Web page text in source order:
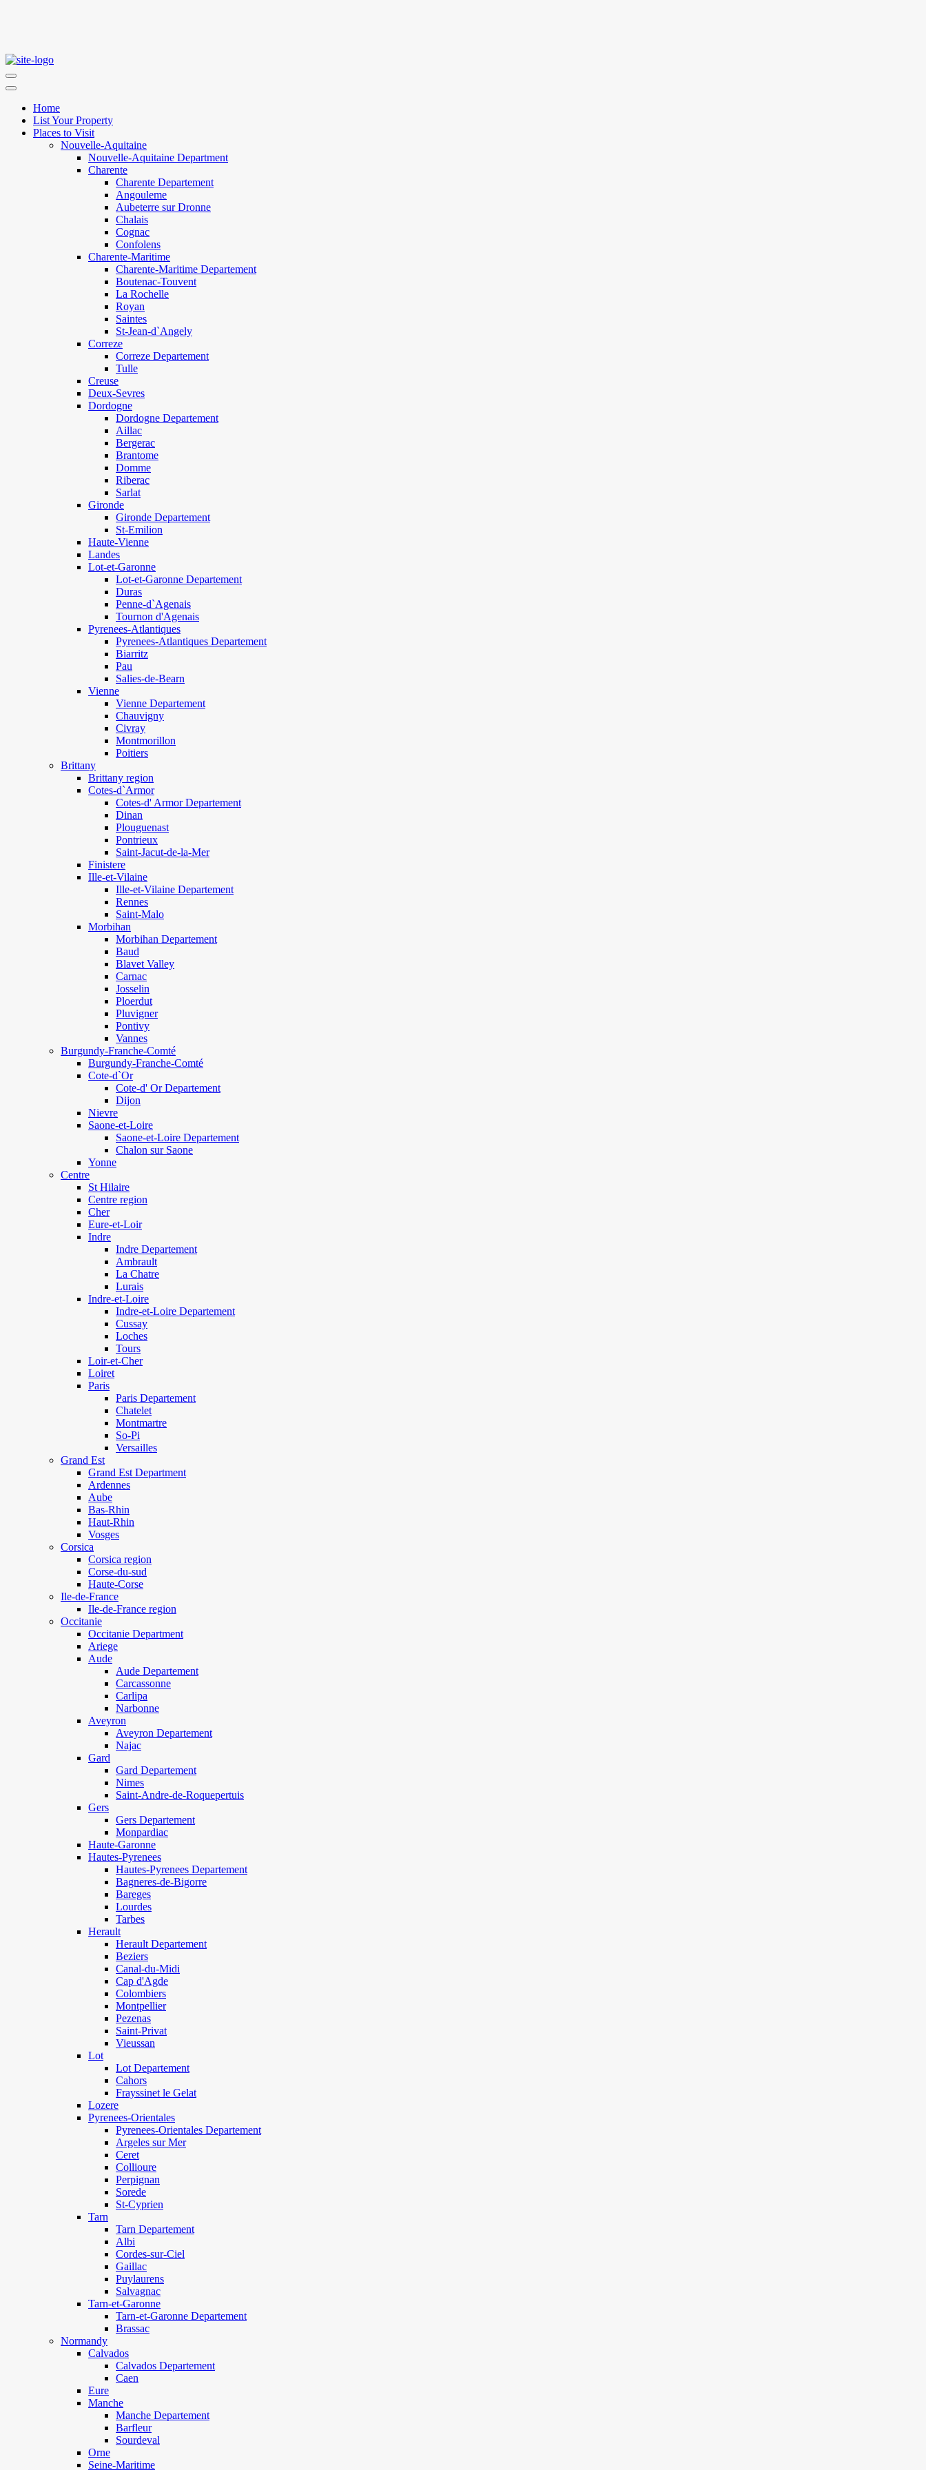
Home
List Your Property
Places to Visit
Nouvelle-Aquitaine
Nouvelle-Aquitaine Department
Charente
Charente Departement
Angouleme
Aubeterre sur Dronne
Chalais
Cognac
Confolens
Charente-Maritime
Charente-Maritime Departement
Boutenac-Touvent
La Rochelle
Royan
Saintes
St-Jean-d`Angely
Correze
Correze Departement
Tulle
Creuse
Deux-Sevres
Dordogne
Dordogne Departement
Aillac
Bergerac
Brantome
Domme
Riberac
Sarlat
Gironde
Gironde Departement
St-Emilion
Haute-Vienne
Landes
Lot-et-Garonne
Lot-et-Garonne Departement
Duras
Penne-d`Agenais
Tournon d'Agenais
Pyrenees-Atlantiques
Pyrenees-Atlantiques Departement
Biarritz
Pau
Salies-de-Bearn
Vienne
Vienne Departement
Chauvigny
Civray
Montmorillon
Poitiers
Brittany
Brittany region
Cotes-d`Armor
Cotes-d' Armor Departement
Dinan
Plouguenast
Pontrieux
Saint-Jacut-de-la-Mer
Finistere
Ille-et-Vilaine
Ille-et-Vilaine Departement
Rennes
Saint-Malo
Morbihan
Morbihan Departement
Baud
Blavet Valley
Carnac
Josselin
Ploerdut
Pluvigner
Pontivy
Vannes
Burgundy-Franche-Comté
Burgundy-Franche-Comté
Cote-d`Or
Cote-d' Or Departement
Dijon
Nievre
Saone-et-Loire
Saone-et-Loire Departement
Chalon sur Saone
Yonne
Centre
St Hilaire
Centre region
Cher
Eure-et-Loir
Indre
Indre Departement
Ambrault
La Chatre
Lurais
Indre-et-Loire
Indre-et-Loire Departement
Cussay
Loches
Tours
Loir-et-Cher
Loiret
Paris
Paris Departement
Chatelet
Montmartre
So-Pi
Versailles
Grand Est
Grand Est Department
Ardennes
Aube
Bas-Rhin
Haut-Rhin
Vosges
Corsica
Corsica region
Corse-du-sud
Haute-Corse
Ile-de-France
Ile-de-France region
Occitanie
Occitanie Department
Ariege
Aude
Aude Departement
Carcassonne
Carlipa
Narbonne
Aveyron
Aveyron Departement
Najac
Gard
Gard Departement
Nimes
Saint-Andre-de-Roquepertuis
Gers
Gers Departement
Monpardiac
Haute-Garonne
Hautes-Pyrenees
Hautes-Pyrenees Departement
Bagneres-de-Bigorre
Bareges
Lourdes
Tarbes
Herault
Herault Departement
Beziers
Canal-du-Midi
Cap d'Agde
Colombiers
Montpellier
Pezenas
Saint-Privat
Vieussan
Lot
Lot Departement
Cahors
Frayssinet le Gelat
Lozere
Pyrenees-Orientales
Pyrenees-Orientales Departement
Argeles sur Mer
Ceret
Collioure
Perpignan
Sorede
St-Cyprien
Tarn
Tarn Departement
Albi
Cordes-sur-Ciel
Gaillac
Puylaurens
Salvagnac
Tarn-et-Garonne
Tarn-et-Garonne Departement
Brassac
Normandy
Calvados
Calvados Departement
Caen
Eure
Manche
Manche Departement
Barfleur
Sourdeval
Orne
Seine-Maritime